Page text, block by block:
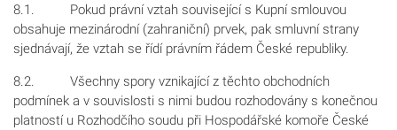
8.1. Pokud právní vztah související s Kupní smlouvou
obsahuje mezinárodní (zahraniční) prvek, pak smluvní strany
sjednávají, že vztah se řídí právním řádem České republiky.
8.2. Všechny spory vznikající z těchto obchodních
podmínek a v souvislosti s nimi budou rozhodovány s konečnou
platností u Rozhodčího soudu při Hospodářské komoře České